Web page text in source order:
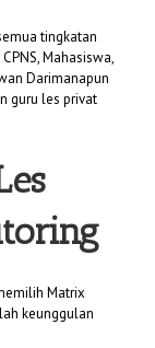
tingkatan
CPNS, Mahasiswa,
Darimanapun
guru les privat
Matrix
keunggulan